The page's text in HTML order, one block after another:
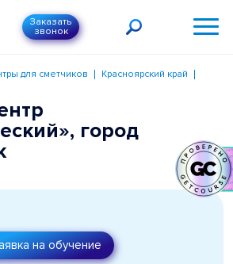
Заказать
звонок
для сметчиков
Красноярский край
город
на обучение